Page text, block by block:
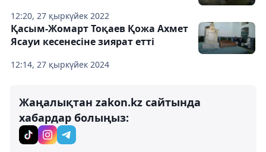
12:20, 27 қыркүйек 2022
12:14, 27 қыркүйек 2024
Қасым-Жомарт Тоқаев Қожа Ахмет
Ясауи кесенесіне зиярат етті
Жаңалықтан zakon.kz сайтында
хабардар болыңыз: